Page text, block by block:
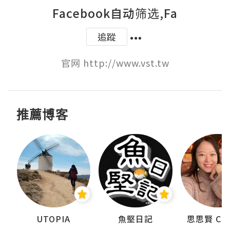
Facebook自动筛选,Fa
追蹤
官网 http://www.vst.tw
推薦博客
UTOPIA 魚堅日記